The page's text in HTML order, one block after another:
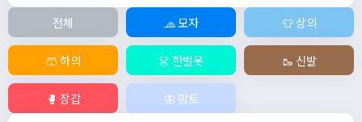
전체 🧢 모자 👕 상의
🩳 하의 👗 한벌옷 🥾 신발
🥊 장갑 🦋 망토